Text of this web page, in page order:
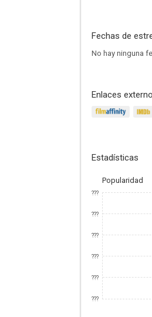
Fechas de
No hay ninguna
Enlaces
Estadísticas
Popularidad
???
???
???
???
???
???